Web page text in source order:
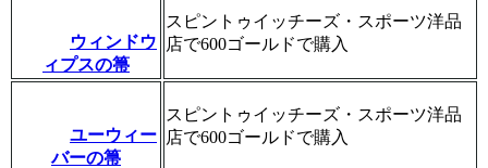
ウィンドウ
ィプスの箒
スピントゥイッチーズ・スポーツ洋品
店で600ゴールドで購入
ユーウィー
バーの箒
スピントゥイッチーズ・スポーツ洋品
店で600ゴールドで購入